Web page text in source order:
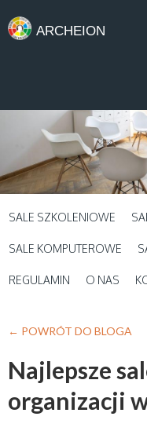
ARCHEION
SALE SZKOLENIOWE
SALE KOMPUTEROWE
REGULAMIN O NAS
← POWRÓT DO BLOGA
Najlepsze
organizacji